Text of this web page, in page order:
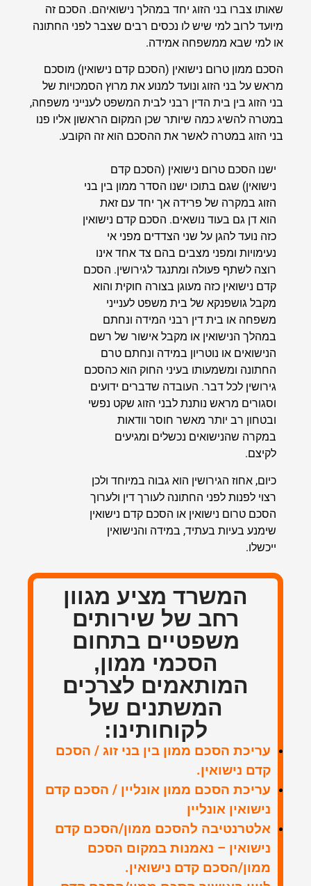
שאותו צברו בני הזוג יחד במהלך נישואיהם. הסכם זה
מיועד לרוב למי שיש לו נכסים רבים שצבר לפני החתונה
או למי שבא ממשפחה אמידה.
הסכם ממון טרום נישואין (הסכם קדם נישואין) מוסכם
מראש על בני הזוג ונועד למנוע את מרוץ הסמכויות של
בני הזוג בין בית הדין רבני לבית המשפט לענייני משפחה,
במטרה להשיג כמה שיותר שכן המקום הראשון אליו פנו
בני הזוג במטרה לאשר את ההסכם הוא זה הקובע.
ישנו הסכם טרום נישואין (הסכם קדם
נישואין) שגם בתוכו ישנו הסדר ממון בין בני
הזוג במקרה של פרידה אך יחד עם זאת
הוא דן גם בעוד נושאים. הסכם קדם נישואין
כזה נועד להגן על שני הצדדים מפני אי
נעימויות ומפני מצבים בהם צד אחד אינו
רוצה לשתף פעולה ומתנגד לגירושין. הסכם
קדם נישואין כזה מעוגן בצורה חוקית והוא
מקבל גושפנקא של בית משפט לענייני
משפחה או בית דין רבני המידה ונחתם
במהלך הנישואין או מקבל אישור של רשם
הנישואים או נוטריון במידה ונחתם טרם
החתונה ומשמעותו בעיני החוק הוא כהסכם
גירושין לכל דבר. העובדה שדברים ידועים
וסגורים מראש נותנת לבני הזוג שקט נפשי
ובטחון רב יותר מאשר חוסר וודאות
במקרה שהנישואים נכשלים ומגיעים
לקיצם.
כיום, אחוז הגירושין הוא גבוה במיוחד ולכן
רצוי לפנות לפני החתונה לעורך דין ולערוך
הסכם טרום נישואין או הסכם קדם נישואין
שימנע בעיות בעתיד, במידה והנישואין
ייכשלו.
המשרד מציע מגוון
רחב של שירותים
משפטיים בתחום
הסכמי ממון,
המותאמים לצרכים
המשתנים של
לקוחותינו:
עריכת הסכם ממון בין בני זוג / הסכם
קדם נישואין.
עריכת הסכם ממון אונליין / הסכם קדם
נישואין אונליין
אלטרנטיבה להסכם ממון/הסכם קדם
נישואין – נאמנות במקום הסכם
ממון/הסכם קדם נישואין.